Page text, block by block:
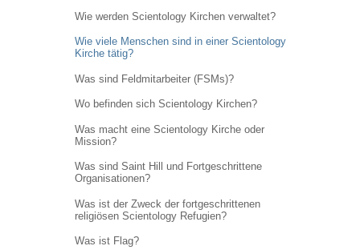
Wie werden Scientology Kirchen verwaltet?
Wie viele Menschen sind in einer Scientology
Kirche tätig?
Was sind Feldmitarbeiter (FSMs)?
Wo befinden sich Scientology Kirchen?
Was macht eine Scientology Kirche oder
Mission?
Was sind Saint Hill und Fortgeschrittene
Organisationen?
Was ist der Zweck der fortgeschrittenen
religiösen Scientology Refugien?
Was ist Flag?